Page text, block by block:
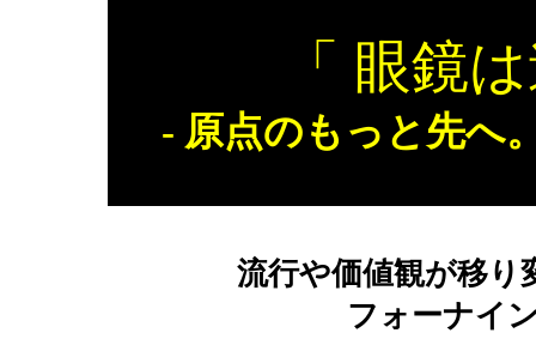
「 眼鏡
- 原点のもっと先へ
流行や価値観が移り
フォーナイ